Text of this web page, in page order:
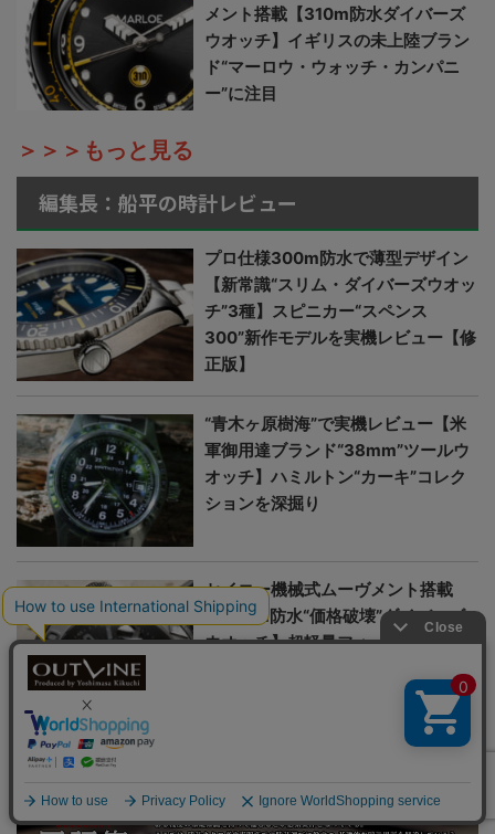
メント搭載【310m防水ダイバーズ
ウオッチ】イギリスの未上陸ブラン
ド“マーロウ・ウォッチ・カンパニ
ー”に注目
＞＞＞もっと見る
編集長：船平の時計レビュー
プロ仕様300m防水で薄型デザイン
【新常識“スリム・ダイバーズウオッ
チ”3種】スピニカー“スペンス
300”新作モデルを実機レビュー【修
正版】
“青木ヶ原樹海”で実機レビュー【米
軍御用達ブランド“38mm”ツールウ
オッチ】ハミルトン“カーキ”コレク
ションを深掘り
セイコー機械式ムーヴメント搭載
【300m防水“価格破壊”ダイバーズ
ウオッチ】超軽量フォージドカーボ
＞＞＞もっと見る